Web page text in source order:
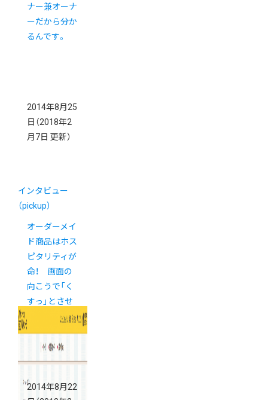
ナー兼オーナ
ーだから分か
るんです。
2014年8月25
日 （2018年2
月7日 更新）
インタビュー
（pickup）
オーダーメイ
ド商品はホス
ピタリティが
命！ 画面の
向こうで「く
すっ」とさせ
たいんです。
2014年8月22